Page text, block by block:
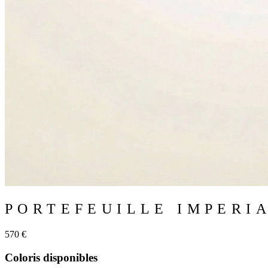
PORTEFEUILLE
570 €
Coloris disponibles